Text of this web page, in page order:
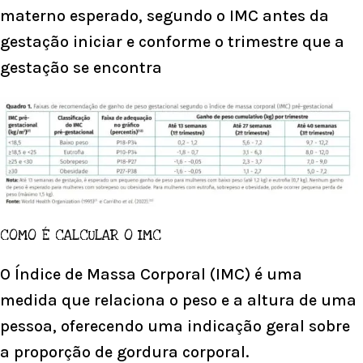
materno esperado, segundo o IMC antes da
gestação iniciar e conforme o trimestre que a
gestação se encontra
COMO É CALCULAR O IMC
O Índice de Massa Corporal (IMC) é uma
medida que relaciona o peso e a altura de uma
pessoa, oferecendo uma indicação geral sobre
a proporção de gordura corporal.